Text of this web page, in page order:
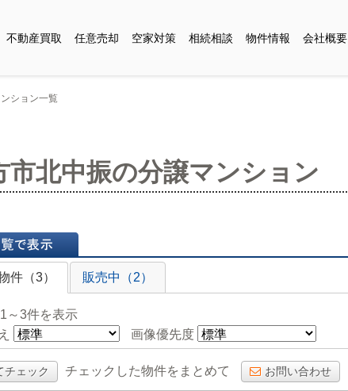
不動産買取 任意売却 空家対策 相続相談 物件情報 会社概要
ション一覧
市北中振の分譲マンション
示
件（3）
販売中（2）
～3件を表示
画像優先度
チェック チェックした物件をまとめて お問い合わせ